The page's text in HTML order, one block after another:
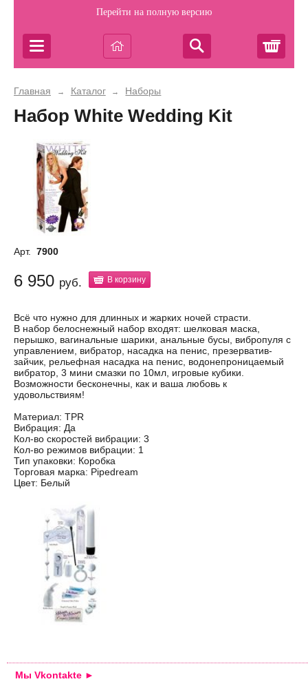
Перейти на полную версию
Главная → Каталог → Наборы
Набор White Wedding Kit
Арт. 7900
6 950 руб. В корзину
Всё что нужно для длинных и жарких ночей страсти.
В набор белоснежный набор входят: шелковая маска,
перышко, вагинальные шарики, анальные бусы, вибропуля с
управлением, вибратор, насадка на пенис, презерватив-
зайчик, рельефная насадка на пенис, водонепроницаемый
вибратор, 3 мини смазки по 10мл, игровые кубики.
Возможности бесконечны, как и ваша любовь к
удовольствиям!
Материал: TPR
Вибрация: Да
Кол-во скоростей вибрации: 3
Кол-во режимов вибрации: 1
Тип упаковки: Коробка
Торговая марка: Pipedream
Цвет: Белый
Мы Vkontakte ►